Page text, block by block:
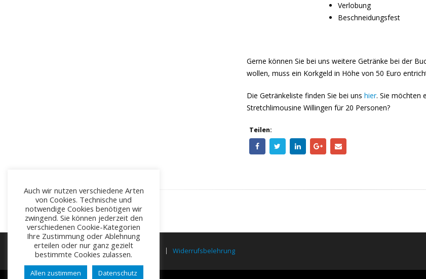
Verlobung
Beschneidungsfest
Gerne können Sie bei uns weitere Getränke bei der
wollen, muss ein Korkgeld in Höhe von 50 Euro
Die Getränkeliste finden Sie bei uns hier. Sie möchten
Stretchlimousine Willingen für 20 Personen?
Teilen:
Impressum Datenschutz Widerrufsbelehrung
Auch wir nutzen verschiedene Arten
von Cookies. Technische und
notwendige Cookies benötigen wir
zwingend. Sie können jederzeit den
verschiedenen Cookie-Kategorien
Ihre Zustimmung oder Ablehnung
erteilen oder nur ganz gezielt
bestimmte Cookies zulassen.
Allen zustimmen Datenschutz